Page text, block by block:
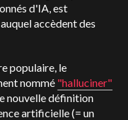
d'IA, est
accèdent des
populaire, le
nommé "halluciner"
nouvelle définition
artificielle (= un